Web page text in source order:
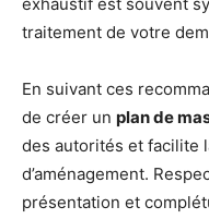
traitement de votre
En suivant ces
de créer un plan de
des autorités et facilite
d’aménagement.
présentation et